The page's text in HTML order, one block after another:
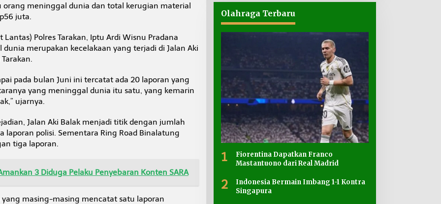
orang meninggal dunia dan total kerugian material
juta.
Lantas) Polres Tarakan, Iptu Ardi Wisnu Pradana
merupakan kecelakaan yang terjadi di Jalan Aki
pada bulan Juni ini tercatat ada 20 laporan yang
yang meninggal dunia itu satu, yang kemarin
ujarnya.
Jalan Aki Balak menjadi titik dengan jumlah
laporan polisi. Sementara Ring Road Binalatung
tiga laporan.
3 Diduga Pelaku Penyebaran Konten SARA
masing-masing mencatat satu laporan
Olahraga Terbaru
1
Fiorentina Dapatkan Franco
Mastantuono dari Real Madrid
2
Indonesia Bermain Imbang 1-1 Kontra
Singapura